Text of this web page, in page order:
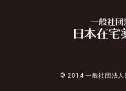
© 2014 一般社団法人